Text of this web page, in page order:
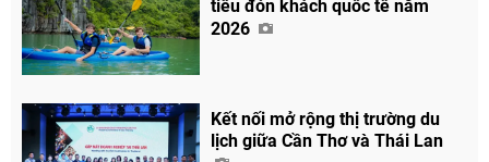
Chia sẻ
tiêu đón khách quốc tế năm
2026
Kết nối mở rộng thị trường du
lịch giữa Cần Thơ và Thái Lan